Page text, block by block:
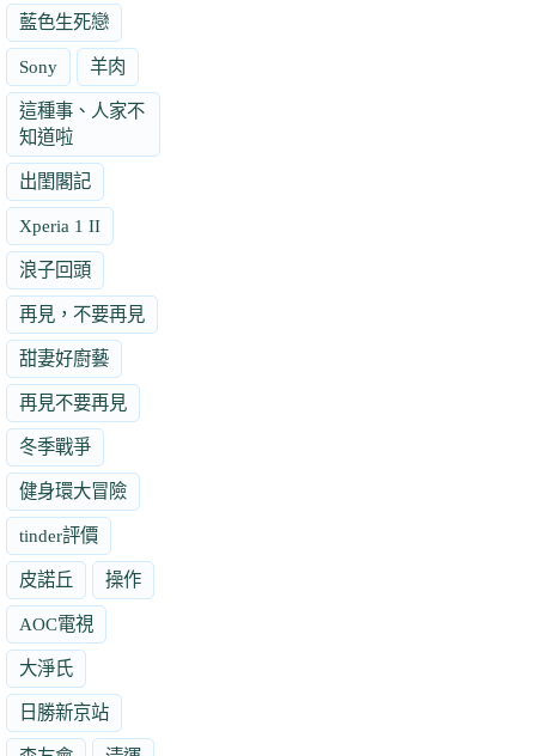
藍色生死戀
Sony 羊肉
這種事、人家不
知道啦
出閨閣記
Xperia 1 II
浪子回頭
再見，不要再見
甜妻好廚藝
再見不要再見
冬季戰爭
健身環大冒險
tinder評價
皮諾丘 操作
AOC電視
大淨氏
日勝新京站